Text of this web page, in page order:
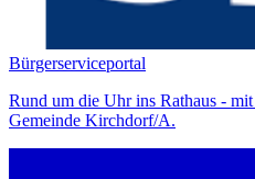
Bürgerserviceportal
Rund um die Uhr ins Rathaus -
Gemeinde Kirchdorf/A.